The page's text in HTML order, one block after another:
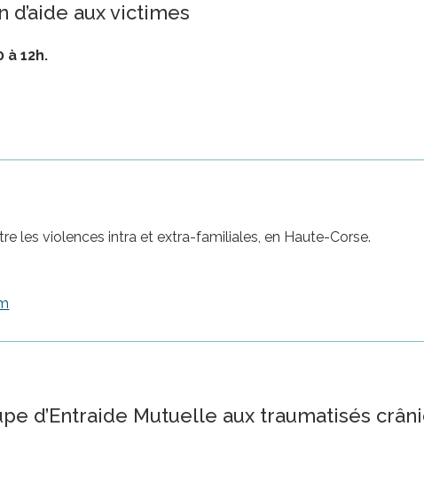
d’aide aux victimes
à 12h.
les violences intra et extra-familiales, en Haute-Corse.
d’Entraide Mutuelle aux traumatisés